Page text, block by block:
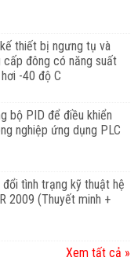
thiết bị ngưng tụ và
đông có năng suất
-40 độ C
bộ PID để điều khiển
nghiệp ứng dụng PLC
tình trạng kỹ thuật hệ
2009 (Thuyết minh +
Xem tất cả »